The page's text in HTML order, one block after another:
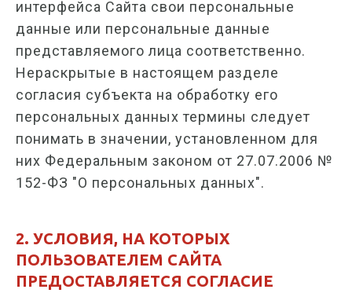
интерфейса Сайта свои персональные
данные или персональные данные
представляемого лица соответственно.
Нераскрытые в настоящем разделе
согласия субъекта на обработку его
персональных данных термины следует
понимать в значении, установленном для
них Федеральным законом от 27.07.2006 №
152-ФЗ "О персональных данных".
2. УСЛОВИЯ, НА КОТОРЫХ
ПОЛЬЗОВАТЕЛЕМ САЙТА
ПРЕДОСТАВЛЯЕТСЯ СОГЛАСИЕ